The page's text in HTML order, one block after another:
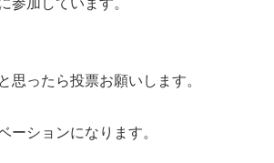
参加しています。
思ったら投票お願いします。
ーションになります。